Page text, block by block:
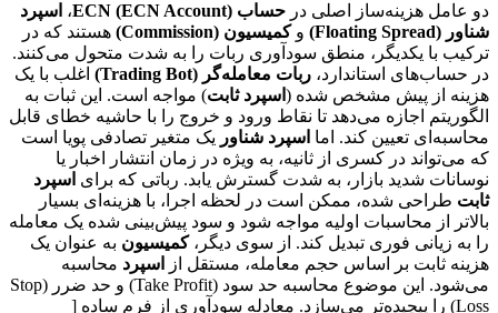
دو عامل هزینه‌ساز اصلی در حساب ECN (ECN Account) ، اسپرد
شناور (Floating Spread)
وکمیسیون (Commission)
هستند که در
ترکیب با یکدیگر، منطق سودآوری ربات را به شدت متحول می‌کنند.
در حساب‌های استاندارد، ربات معامله‌گر (Trading Bot)
اغلب با یک
هزینه از پیش مشخص شده ( اسپرد ثابت) مواجه است. این ثبات به
الگوریتم اجازه می‌دهد تا نقاط ورود و خروج را با حاشیه خطای قابل
محاسبه‌ای تعیین کند. اما اسپرد شناور یک متغیر تصادفی پویا است
که می‌تواند در کسری از ثانیه، به ویژه در زمان انتشار اخبار یا
نوسانات شدید بازار، به شدت گسترش یابد. رباتی که برای اسپرد
ثابت طراحی شده، ممکن است در لحظه اجرا، با هزینه‌ای بسیار
بالاتر از محاسبات اولیه مواجه شود و سود پیش‌بینی شده یک معامله
را به زیانی فوری تبدیل کند. از سوی دیگر،کمیسیون به عنوان یک
هزینه ثابت بر اساس حجم معامله، مستقل از
اسپرد محاسبه
می‌شود. این موضوع محاسبه حد سود (Take Profit) و حد ضرر (Stop
Loss) را پیچیده‌تر می‌سازد. معادله سودآوری از فرم ساده [